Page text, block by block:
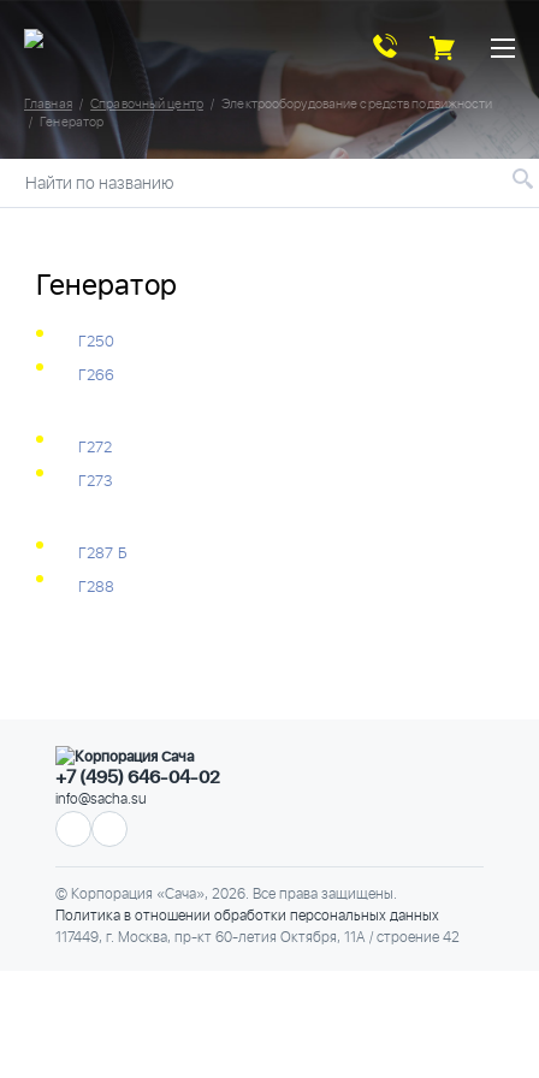
Главная Справочный центр
Электрооборудование средств подвижности
Генератор
Найти по названию
Генератор
Г250
Г266
Г272
Г273
Г287 Б
Г288
+7 (495) 646-04-02
info@sacha.su
© Корпорация «Сача», 2026. Все права защищены.
Политика в отношении обработки персональных данных
117449, г. Москва, пр-кт 60-летия Октября, 11А / строение 42